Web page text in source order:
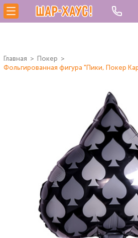
Главная
Покер
Фольгированная фигура "Пики, Покер